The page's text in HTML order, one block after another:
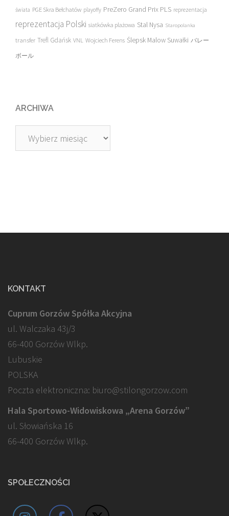
świata PGE Skra Bełchatów playoffy PreZero Grand Prix PLS reprezentacja
reprezentacja Polski siatkówka plażowa Stal Nysa Staropolanka
transfer Trefl Gdańsk VNL Wojciech Ferens Ślepsk Malow Suwałki バレー
ボール
ARCHIWA
Archiwa
KONTAKT
Cuprum Gorzów Spółka Akcyjna
ul. Walczaka 43j/3
66-400 Gorzów Wlkp.
Lubuskie
POLSKA
Poczta elektroniczna: biuro@stilongorzow.com
Hala Sportowo-Widowiskowa „Arena Gorzów”
ul. Słowiańska 16
66-400 Gorzów Wlkp.
SPOŁECZNOŚCI